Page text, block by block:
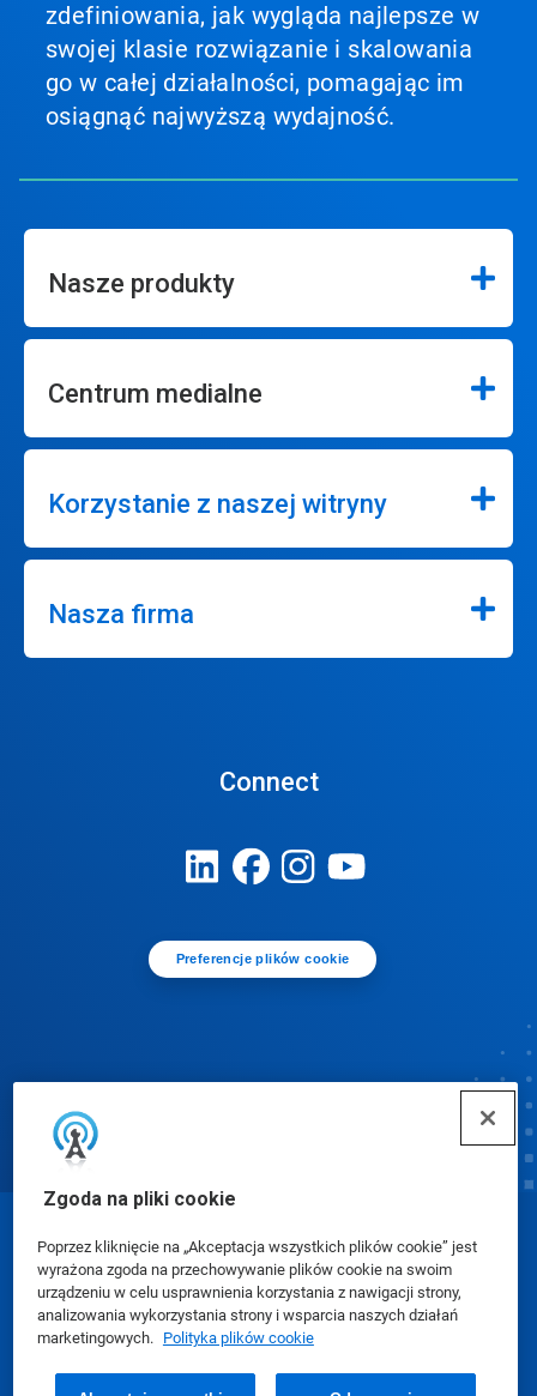
Zgoda na pliki cookie
Poprzez kliknięcie na „Akceptacja wszystkich plików cookie” jest
wyrażona zgoda na przechowywanie plików cookie na swoim
urządzeniu w celu usprawnienia korzystania z nawigacji strony,
analizowania wykorzystania strony i wsparcia naszych działań
marketingowych. Polityka plików cookie
zdefiniowania, jak wygląda najlepsze w
swojej klasie rozwiązanie i skalowania
go w całej działalności, pomagając im
osiągnąć najwyższą wydajność.
Nasze produkty
Centrum medialne
Korzystanie z naszej witryny
Nasza firma
Connect
Preferencje plików cookie
© Ecolab Inc. 2025
Karty charakterystyki (SDS)|Polityka prywatności
Warunki użytkowania